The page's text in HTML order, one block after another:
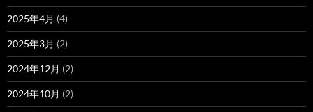
2025年4月 (4)
2025年3月 (2)
2024年12月 (2)
2024年10月 (2)